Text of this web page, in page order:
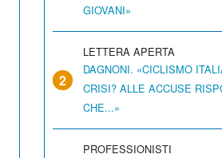
GIOVANI»
2
LETTERA APERTA
DAGNONI. «CICLISMO
CRISI? ALLE ACCUSE
CHE...»
PROFESSIONISTI